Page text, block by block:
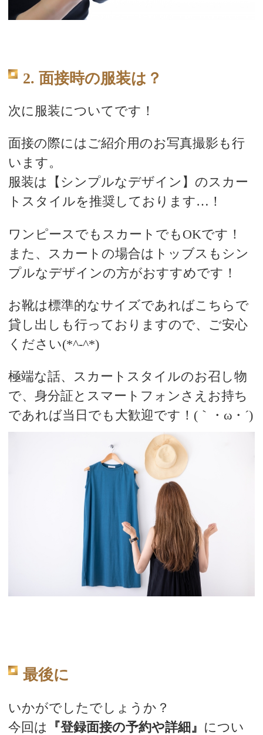
2. 面接時の服装は？
次に服装についてです！
面接の際にはご紹介用のお写真撮影も行
います。
服装は【シンプルなデザイン】のスカー
トスタイルを推奨しております…！
ワンピースでもスカートでもOKです！
また、スカートの場合はトッブスもシン
プルなデザインの方がおすすめです！
お靴は標準的なサイズであればこちらで
貸し出しも行っておりますので、ご安心
ください(*^-^*)
極端な話、スカートスタイルのお召し物
で、身分証とスマートフォンさえお持ち
であれば当日でも大歓迎です！(｀・ω・´)
最後に
いかがでしたでしょうか？
今回は
『登録面接の予約や詳細』 につい